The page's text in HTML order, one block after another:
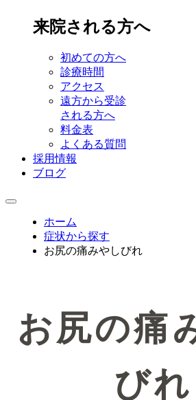
来院される方へ
初めての方へ
診療時間
アクセス
遠方から受診
される方へ
料金表
よくある質問
採用情報
ブログ
ホーム
症状から探す
お尻の痛みやしびれ
お尻の痛
びれ